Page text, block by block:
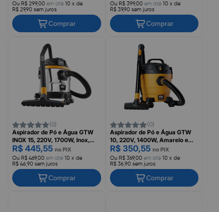
Ou R$ 299,00 em até 10 x de
R$ 29,90 sem juros
Comprar
Ou R$ 399,00em até 10 x de
R$ 39,90 sem juros
Comprar
(0)
Aspirador de Pó e Água GTW
INOX 15, 220V, 1700W, Inox,
Preto e Amarelo, WAP
R$ 445,55 no PIX
Ou R$ 469,00 em até 10 x de
R$ 46,90 sem juros
Comprar
(0)
Aspirador de Pó e Água GTW
10, 220V, 1400W, Amarelo e
Preto, WAP
R$ 350,55 no PIX
Ou R$ 369,00em até 10 x de
R$ 36,90 sem juros
Comprar